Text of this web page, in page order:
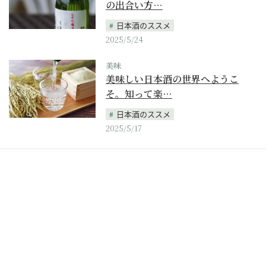
の出合い方…
日本酒のススメ
2025/5/24
美味
美味しい日本酒の世界へようこ
そ。知って楽…
日本酒のススメ
2025/5/17